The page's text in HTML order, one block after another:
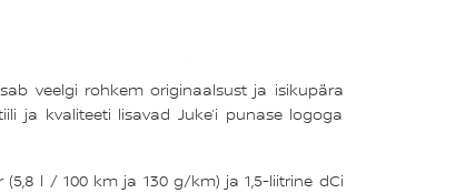
veelgi rohkem originaalsust ja isikupära
ja kvaliteeti lisavad Juke’i punase logoga
l / 100 km ja 130 g/km) ja 1,5-liitrine dCi